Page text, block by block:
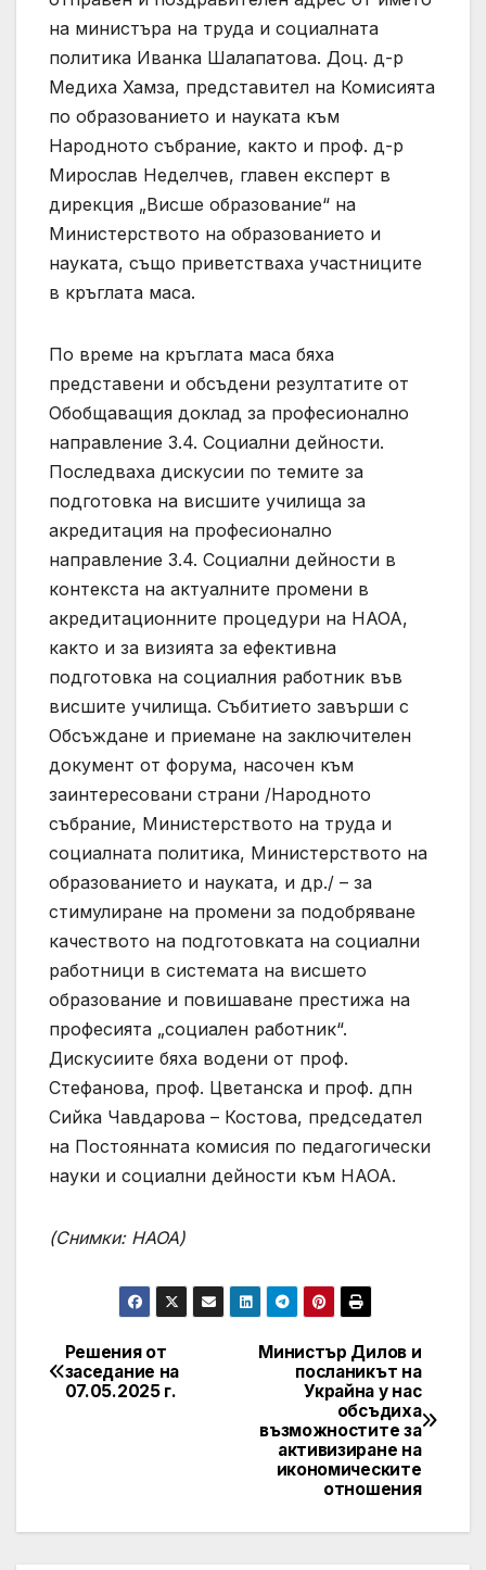
на министъра на труда и социалната
политика Иванка Шалапатова. Доц. д-р
Медиха Хамза, представител на Комисията
по образованието и науката към
Народното събрание, както и проф. д-р
Мирослав Неделчев, главен експерт в
дирекция „Висше образование“ на
Министерството на образованието и
науката, също приветстваха участниците
в кръглата маса.
По време на кръглата маса бяха
представени и обсъдени резултатите от
Обобщаващия доклад за професионално
направление 3.4. Социални дейности.
Последваха дискусии по темите за
подготовка на висшите училища за
акредитация на професионално
направление 3.4. Социални дейности в
контекста на актуалните промени в
акредитационните процедури на НАОА,
както и за визията за ефективна
подготовка на социалния работник във
висшите училища. Събитието завърши с
Обсъждане и приемане на заключителен
документ от форума, насочен към
заинтересовани страни /Народното
събрание, Министерството на труда и
социалната политика, Министерството на
образованието и науката, и др./ – за
стимулиране на промени за подобряване
качеството на подготовката на социални
работници в системата на висшето
образование и повишаване престижа на
професията „социален работник“.
Дискусиите бяха водени от проф.
Стефанова, проф. Цветанска и проф. дпн
Сийка Чавдарова – Костова, председател
на Постоянната комисия по педагогически
науки и социални дейности към НАОА.
(Снимки: НАОА)
Post
navigation
Министър Дилов и
посланикът на
Украйна у нас
обсъдиха
възможностите за
активизиране на
икономическите
отношения
Решения от
заседание на
07.05.2025 г.